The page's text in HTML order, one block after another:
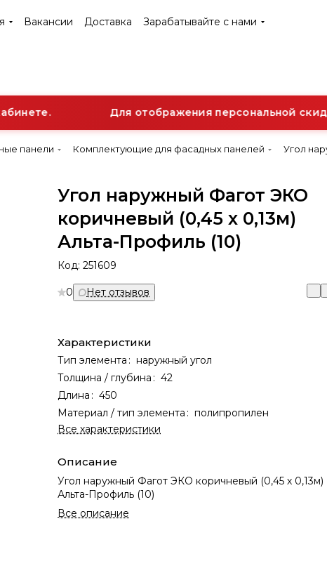
Вакансии Доставка Зарабатывайте с нами
Для отображения персональной
панели Комплектующие для фасадных панелей
Угол
Угол наружный Фагот ЭКО
коричневый (0,45 х 0,13м)
Альта-Профиль (10)
Код:251609
0 Нет отзывов
Характеристики
Тип элемента : наружный угол
Толщина / глубина : 42
Длина : 450
Материал / тип элемента : полипропилен
Все характеристики
Описание
Угол наружный Фагот ЭКО коричневый (0,45 х 0,13м)
Альта-Профиль (10)
Все описание